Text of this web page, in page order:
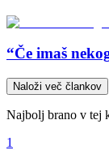
“Če imaš
Naloži več člankov
Najbolj brano v tej
1